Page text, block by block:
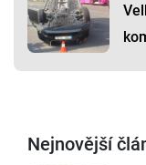
Nejnovější